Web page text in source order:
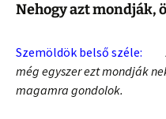
Nehogy azt mondják,
Szemöldök belső széle:
még egyszer ezt mondják
magamra gondolok.